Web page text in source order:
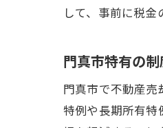
して、事前に税金
門真市特有の
門真市で不動産
特例や長期所有特